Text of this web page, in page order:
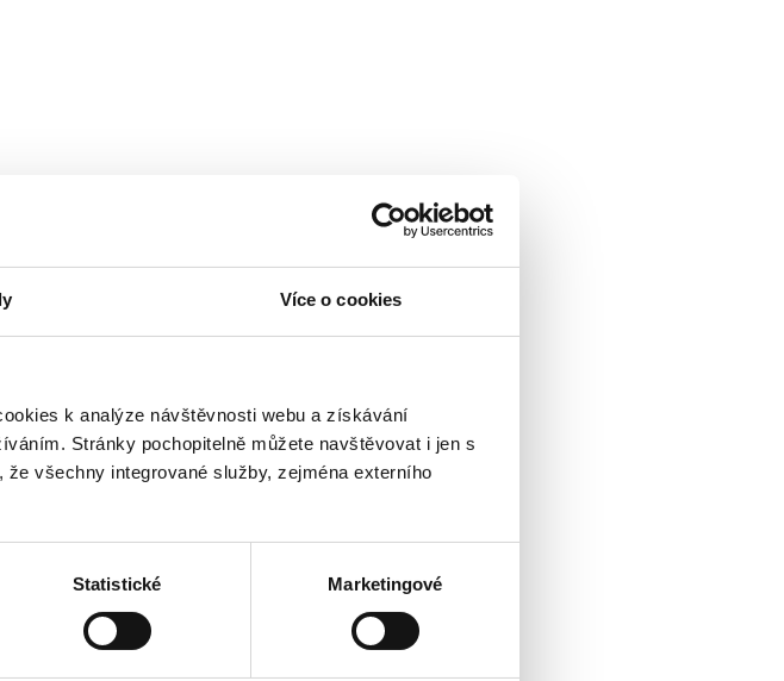
Více o cookies
k analýze návštěvnosti webu a získávání
Stránky pochopitelně můžete navštěvovat i jen s
všechny integrované služby, zejména externího
Statistické Marketingové